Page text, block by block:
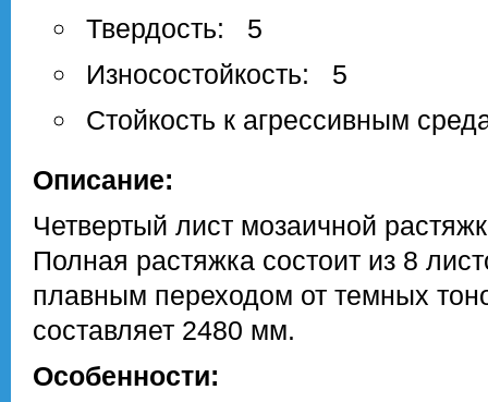
Твердость: 5
Износостойкость: 5
Стойкость к агрессивным
Описание:
Четвертый лист мозаичной
Полная растяжка состоит из 8
плавным переходом от темных
составляет 2480 мм.
Особенности: